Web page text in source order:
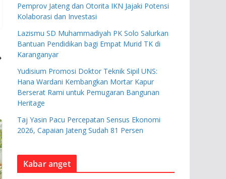
Pemprov Jateng dan Otorita IKN Jajaki Potensi
Kolaborasi dan Investasi
Lazismu SD Muhammadiyah PK Solo Salurkan
Bantuan Pendidikan bagi Empat Murid TK di
Karanganyar
Yudisium Promosi Doktor Teknik Sipil UNS:
Hana Wardani Kembangkan Mortar Kapur
Berserat Rami untuk Pemugaran Bangunan
Heritage
Taj Yasin Pacu Percepatan Sensus Ekonomi
2026, Capaian Jateng Sudah 81 Persen
Kabar anget